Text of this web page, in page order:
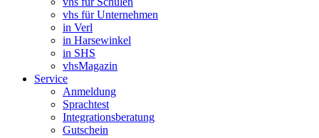
vhs für Unternehmen
in Verl
in Harsewinkel
in SHS
vhsMagazin
Service
Anmeldung
Sprachtest
Integrationsberatung
Gutschein